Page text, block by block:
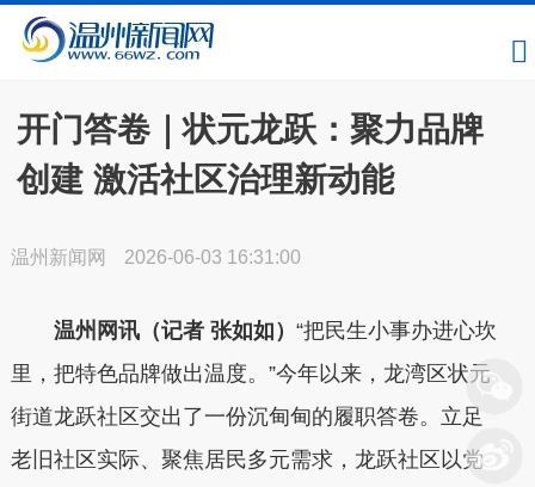
开门答卷｜状元龙跃：聚力品牌
创建 激活社区治理新动能
温州新闻网 2026-06-03 16:31:00
温州网讯（记者 张如如） “把民生小事办进心坎
里，把特色品牌做出温度。”今年以来，龙湾区状元
街道龙跃社区交出了一份沉甸甸的履职答卷。立足
老旧社区实际、聚焦居民多元需求，龙跃社区以党